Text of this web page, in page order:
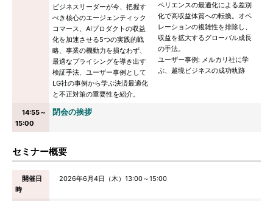
ビジネスリーダーが今、把握す
べき核心のエージェンティック
コマース、AIプロダクトの収益
化を加速させる5つの実践的戦
略、事業の機動力を損なわず、
最適なプライシングを導き出す
検証手法、ユーザー事例として
LG社の事例から学ぶ決済最適化
と不正対策の重要性を紹介。
ペリエンスの最適化による差別
化で高収益体質への転換。オペ
レーションの複雑性を排除し、
収益を拡大するグローバル成長
の手法。
ユーザー事例: メルカリ社に学
ぶ、越境ビジネスの成功軌跡
14:55～
15:00
閉会の挨拶
セミナー概要
開催日
時
2026年6月4日（木）13:00～15:00